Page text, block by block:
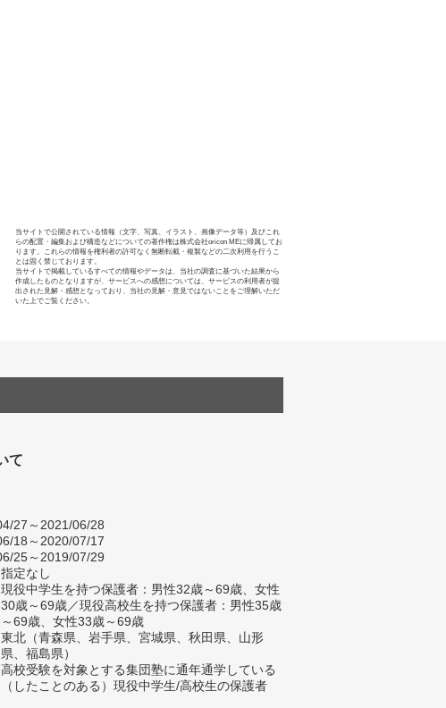
当サイトで公開されている情報（文字、写真、イラスト、画像データ等）及びこれ
らの配置・編集および構造などについての著作権は株式会社oricon MEに帰属してお
ります。これらの情報を権利者の許可なく無断転載・複製などの二次利用を行うこ
とは固く禁じております。
当サイトで掲載しているすべての情報やデータは、当社の調査に基づいた結果から
作成したものとなりますが、サービスへの感想については、サービスの利用者が提
出された見解・感想となっており、当社の見解・意見ではないことをご理解いただ
いた上でご覧ください。
て
27～2021/06/28
18～2020/07/17
25～2019/07/29
定なし
役中学生を持つ保護者：男性32歳～69歳、女性
30歳～69歳／現役高校生を持つ保護者：男性35歳
～69歳、女性33歳～69歳
北（青森県、岩手県、宮城県、秋田県、山形
県、福島県）
校受験を対象とする集団塾に通年通学している
（したことのある）現役中学生/高校生の保護者